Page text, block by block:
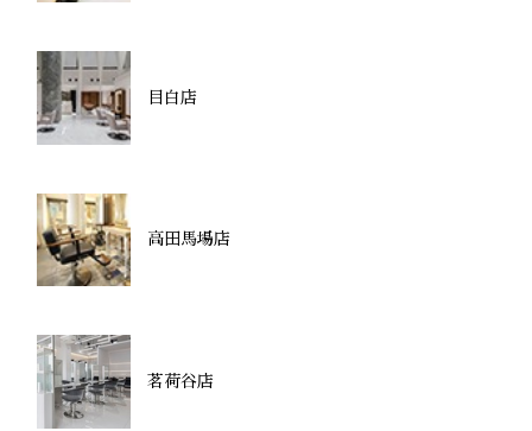
目白店
高田馬場店
茗荷谷店